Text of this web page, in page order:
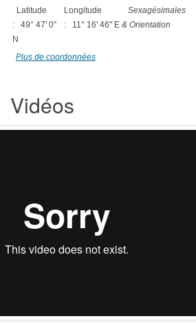
Latitude
: 49° 47' 0"
N
Longitude
: 11° 16' 46" E
Sexagésimales
& Orientation
Plus de coordonnées
Vidéos